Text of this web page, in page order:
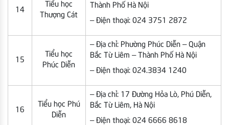
14
Tiểu học
Thượng Cát
Thành Phố Hà Nội
– Điện thoại: 024 3751 2872
15
Tiểu học
Phúc Diễn
– Địa chỉ: Phường Phúc Diễn – Quận
Bắc Từ Liêm – Thành Phố Hà Nội
– Điện thoại: 024.3834 1240
16
Tiểu học Phú
Diễn
– Địa chỉ: 17 Đường Hỏa Lò, Phú Diễn,
Bắc Từ Liêm, Hà Nội
– Điện thoại: 024 6666 8618